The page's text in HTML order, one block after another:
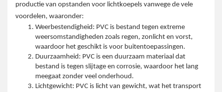
productie van opstanden voor lichtkoepels vanwege de vele
voordelen, waaronder:
Weerbestendigheid: PVC is bestand tegen extreme
weersomstandigheden zoals regen, zonlicht en vorst,
waardoor het geschikt is voor buitentoepassingen.
Duurzaamheid: PVC is een duurzaam materiaal dat
bestand is tegen slijtage en corrosie, waardoor het lang
meegaat zonder veel onderhoud.
Lichtgewicht: PVC is licht van gewicht, wat het transport